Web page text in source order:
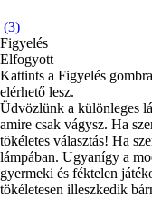
(3)
Figyelés
Elfogyott
Kattints a Figyelés
elérhető lesz.
Üdvözlünk a különleges
amire csak vágysz. Ha
tökéletes választás! Ha
lámpában. Ugyanígy a
gyermeki és féktelen
tökéletesen illeszkedik